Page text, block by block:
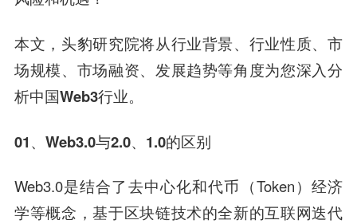
本文，头豹研究院将从行业背景、行业性质、市
场规模、市场融资、发展趋势等角度为您深入分
析中国Web3行业。
01、 Web3.0与2.0、1.0的区别
Web3.0是结合了去中心化和代币（Token）经济
学等概念，基于区块链技术的全新的互联网迭代